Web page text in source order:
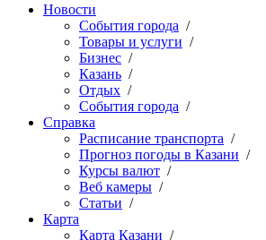
Новости
События города /
Товары и услуги /
Бизнес /
Казань /
Отдых /
События города /
Справка
Расписание транспорта /
Прогноз погоды в Казани /
Курсы валют /
Веб камеры /
Статьи /
Карта
Карта Казани /